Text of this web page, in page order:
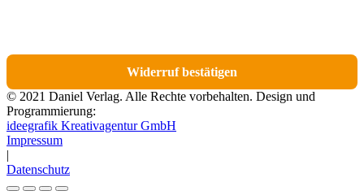
Widerruf bestätigen
© 2021 Daniel Verlag. Alle Rechte vorbehalten. Design und
Programmierung:
ideegrafik Kreativagentur GmbH
Impressum
|
Datenschutz